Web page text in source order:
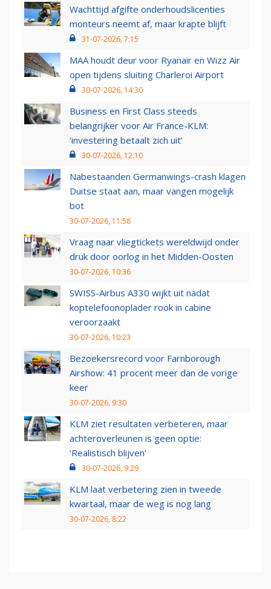
Wachttijd afgifte onderhoudslicenties
monteurs neemt af, maar krapte blijft
31-07-2026, 7:15
MAA houdt deur voor Ryanair en Wizz Air
open tijdens sluiting Charleroi Airport
30-07-2026, 14:30
Business en First Class steeds
belangrijker voor Air France-KLM:
‘investering betaalt zich uit’
30-07-2026, 12:10
Nabestaanden Germanwings-crash klagen
Duitse staat aan, maar vangen mogelijk
bot
30-07-2026, 11:58
Vraag naar vliegtickets wereldwijd onder
druk door oorlog in het Midden-Oosten
30-07-2026, 10:36
SWISS-Airbus A330 wijkt uit nadat
koptelefoonoplader rook in cabine
veroorzaakt
30-07-2026, 10:23
Bezoekersrecord voor Farnborough
Airshow: 41 procent meer dan de vorige
keer
30-07-2026, 9:30
KLM ziet resultaten verbeteren, maar
achteroverleunen is geen optie:
‘Realistisch blijven’
30-07-2026, 9:29
KLM laat verbetering zien in tweede
kwartaal, maar de weg is nog lang
30-07-2026, 8:22